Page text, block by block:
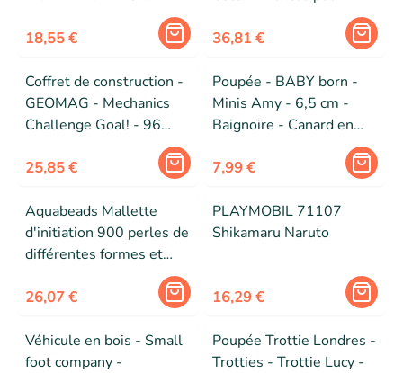
Enfant - Fille
18,55 €
harnais 5 points - Fleurs
rose
36,81 €
Coffret de construction -
GEOMAG - Mechanics
Challenge Goal! - 96
pièces - Magnétique -
Jeu interactif - Plastique
25,85 €
Poupée - BABY born -
Minis Amy - 6,5 cm -
Baignoire - Canard en
7,99 €
Aquabeads Mallette
d'initiation 900 perles de
différentes formes et
collent avec de l'eau, Dès
26,07 €
PLAYMOBIL 71107
Shikamaru Naruto
16,29 €
Véhicule en bois - Small
foot company -
Poupée Trottie Londres -
Trotties - Trottie Lucy -